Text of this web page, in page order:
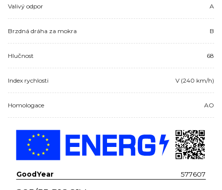
Valivý odpor A
Brzdná dráha za mokra B
Hlučnost 68
Index rychlosti V (240 km/h)
Homologace AO
GoodYear 577607